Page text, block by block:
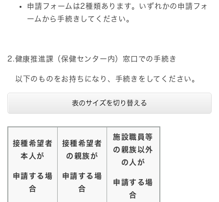
申請フォームは2種類あります。いずれかの申請フォ
ームから手続きしてください。
2.健康推進課（保健センター内）窓口での手続き​
以下のものをお持ちになり、手続きをしてください。
表のサイズを切り替える
接種希望者
本人が
申請する場
合
接種希望者
の親族が
申請する場
合
施設職員等
の親族以外
の人が
申請する場
合